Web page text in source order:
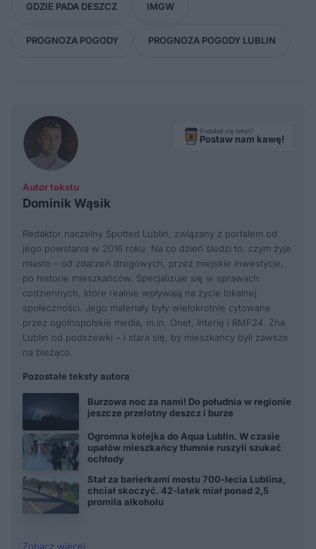
GDZIE PADA DESZCZ IMGW
PROGNOZA POGODY PROGNOZA POGODY LUBLIN
Autor tekstu
Dominik Wąsik
Podobał się tekst?
Postaw nam kawę!
Redaktor naczelny Spotted Lublin, związany z portalem od
jego powstania w 2016 roku. Na co dzień śledzi to, czym żyje
miasto – od zdarzeń drogowych, przez miejskie inwestycje,
po historie mieszkańców. Specjalizuje się w sprawach
codziennych, które realnie wpływają na życie lokalnej
społeczności. Jego materiały były wielokrotnie cytowane
przez ogólnopolskie media, m.in. Onet, Interię i RMF24. Zna
Lublin od podszewki – i stara się, by mieszkańcy byli zawsze
na bieżąco.
Pozostałe teksty autora
Burzowa noc za nami! Do południa w regionie
jeszcze przelotny deszcz i burze
Ogromna kolejka do Aqua Lublin. W czasie
upałów mieszkańcy tłumnie ruszyli szukać
ochłody
Stał za barierkami mostu 700-lecia Lublina,
chciał skoczyć. 42-latek miał ponad 2,5
promila alkoholu
Zobacz więcej